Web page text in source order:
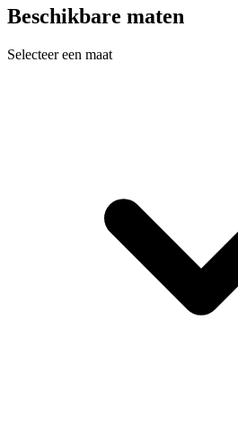
Beschikbare maten
Selecteer een maat